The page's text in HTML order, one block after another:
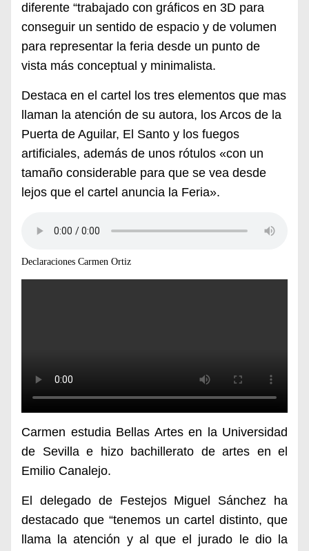
diferente “trabajado con gráficos en 3D para
conseguir un sentido de espacio y de volumen
para representar la feria desde un punto de
vista más conceptual y minimalista.
Destaca en el cartel los tres elementos que mas
llaman la atención de su autora, los Arcos de la
Puerta de Aguilar, El Santo y los fuegos
artificiales, además de unos rótulos «con un
tamaño considerable para que se vea desde
lejos que el cartel anuncia la Feria».
Declaraciones Carmen Ortiz
Carmen estudia Bellas Artes en la Universidad
de Sevilla e hizo bachillerato de artes en el
Emilio Canalejo.
El delegado de Festejos Miguel Sánchez ha
destacado que “tenemos un cartel distinto, que
llama la atención y al que el jurado le dio la